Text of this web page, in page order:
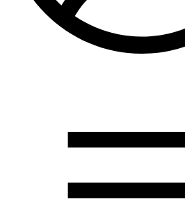
Душевые перегородки
(2)
Задвижки и комплектующие
Канализационная труба и фитинги